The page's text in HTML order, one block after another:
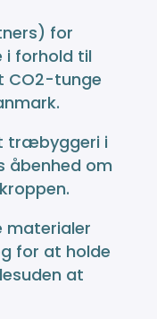
for
i forhold til
CO2-tunge
træbyggeri i
åbenhed om
materialer
for at holde
at